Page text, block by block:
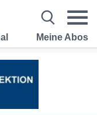
Meine Abos